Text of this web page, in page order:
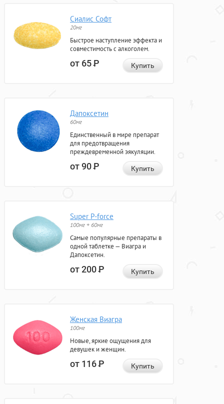
Сиалис Софт
20мг
Быстрое наступление эффекта и
совместимость с алкоголем.
от 65Р Купить
Дапоксетин
60мг
Единственный в мире препарат
для предотвращения
преждевременной эякуляции.
от 90Р Купить
Super P-force
100мг + 60мг
Самые популярные препараты в
одной таблетке — Виагра и
Дапоксетин.
от 200Р Купить
Женская Виагра
100мг
Новые, яркие ощущения для
девушек и женщин.
от 116Р Купить